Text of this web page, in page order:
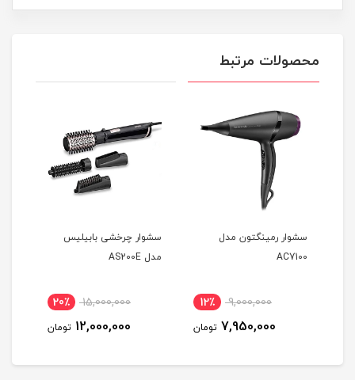
محصولات مرتبط
سشوار رمینگتون مدل
AC7100
9,000,000 12٪
7,950,000 تومان
سشوار چرخشی بابیلیس
مدل AS200E
15,000,000 20٪
12,000,000 تومان